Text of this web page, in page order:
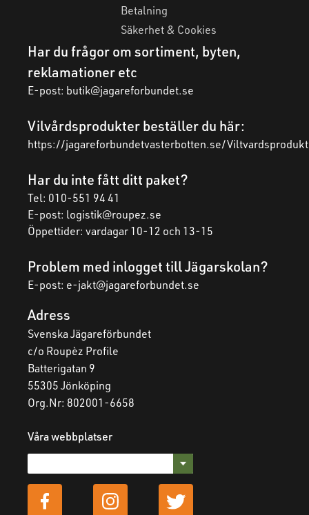
Betalning
Säkerhet & Cookies
Har du frågor om sortiment, byten,
reklamationer etc
E-post: butik@jagareforbundet.se
Vilvårdsprodukter beställer du här:
https://jagareforbundetvasterbotten.se/
Har du inte fått ditt paket?
Tel: 010-551 94 41
E-post: logistik@roupez.se
Öppettider: vardagar 10-12 och 13-15
Problem med inlogget till Jägarskolan?
E-post: e-jakt@jagareforbundet.se
Adress
Svenska Jägareförbundet
c/o Roupèz Profile
Batterigatan 9
55305 Jönköping
Org.Nr: 802001-6658
Våra webbplatser